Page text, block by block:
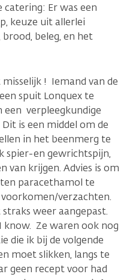
Er was een
keuze uit allerlei
beleg, en het
! Iemand van de
spuit Lonquex te
een verpleegkundige
is een middel om de
in het beenmerg te
spier-en gewrichtspijn,
van krijgen. Advies is om
paracethamol te
verzachten.
weer aangepast.
know. Ze waren ook nog
die ik bij de volgende
moet slikken, langs te
geen recept voor had